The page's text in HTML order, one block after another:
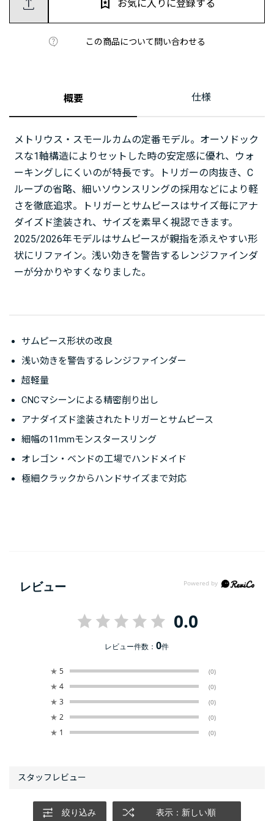
この商品について問い合わせる
お気に入りに登録する
概要 仕様
メトリウス・スモールカムの定番モデル。オーソドック
スな1軸構造によりセットした時の安定感に優れ、ウォ
ーキングしにくいのが特長です。トリガーの肉抜き、C
ループの省略、細いソウンスリングの採用などにより軽
さを徹底追求。トリガーとサムピースはサイズ毎にアナ
ダイズド塗装され、サイズを素早く視認できます。
2025/2026年モデルはサムピースが親指を添えやすい形
状にリファイン。浅い効きを警告するレンジファインダ
ーが分かりやすくなりました。
サムピース形状の改良
浅い効きを警告するレンジファインダー
超軽量
CNCマシーンによる精密削り出し
アナダイズド塗装されたトリガーとサムピース
細幅の11mmモンスタースリング
オレゴン・ベンドの工場でハンドメイド
極細クラックからハンドサイズまで対応
レビュー
0.0
レビュー件数：0件
★ 5 (0)
★ 4 (0)
★ 3 (0)
★ 2 (0)
★ 1 (0)
絞り込み 表示：新しい順